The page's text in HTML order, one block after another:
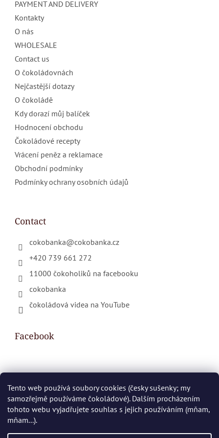
Tento web používá soubory cookies (česky sušenky; my
samozřejmě používáme čokoládové). Dalším procházením
tohoto webu vyjadřujete souhlas s jejich používáním (mňam,
mňam...).
PAYMENT AND DELIVERY
Kontakty
O nás
WHOLESALE
Contact us
O čokoládovnách
Nejčastější dotazy
O čokoládě
Kdy dorazí můj balíček
Hodnocení obchodu
Čokoládové recepty
Vrácení peněz a reklamace
Obchodní podmínky
Podmínky ochrany osobních údajů
Contact
cokobanka@cokobanka.cz
+420 739 661 272
11000 čokoholiků na facebooku
cokobanka
čokoládová videa na YouTube
Facebook
Shopping cart
0 PCS /€0